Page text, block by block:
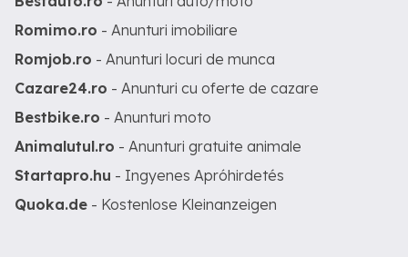
Romimo.ro - Anunturi imobiliare
Romjob.ro - Anunturi locuri de munca
Cazare24.ro - Anunturi cu oferte de cazare
Bestbike.ro - Anunturi moto
Animalutul.ro - Anunturi gratuite animale
Startapro.hu - Ingyenes Apróhirdetés
Quoka.de - Kostenlose Kleinanzeigen